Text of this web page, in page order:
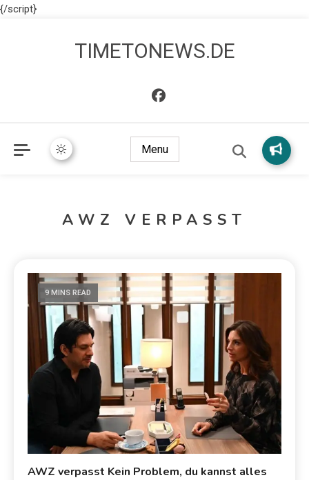
{/script}
TIMETONEWS.DE
Menu
AWZ VERPASST
9 MINS READ
AWZ verpasst Kein Problem, du kannst alles